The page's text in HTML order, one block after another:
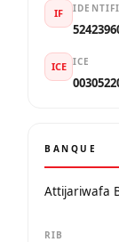
IF
ICE ICE
BANQUE
Attijariwafa
RIB